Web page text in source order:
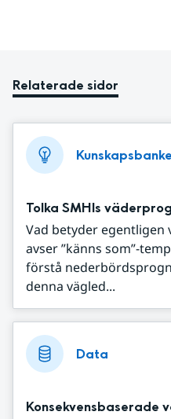
Relaterade sidor
Tolka SMHIs
Vad betyder egentligen
avser ”känns som”-
förstå
denna vägled...
Data
Konsekvensbaserade